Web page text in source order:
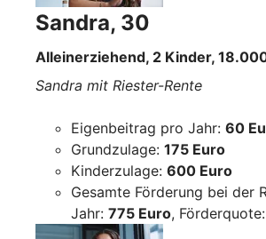
Sandra, 30
Alleinerziehend, 2 Kinder,
Sandra mit Riester-Rente
Eigenbeitrag pro Jahr: 60
Grundzulage: 175 Euro
Kinderzulage: 600 Euro
Gesamte Förderung bei der
Jahr: 775 Euro, Förderquote: